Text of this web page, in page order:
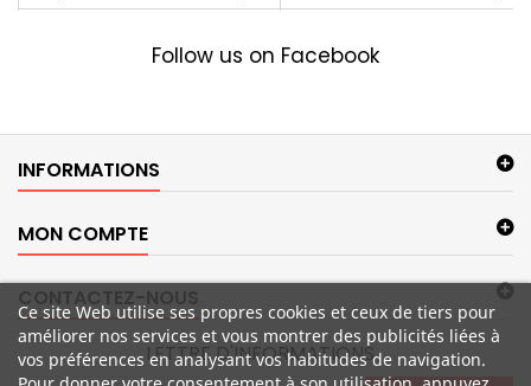
Follow us on Facebook
INFORMATIONS
MON COMPTE
CONTACTEZ-NOUS
LETTRE D'INFORMATIONS
Ce site Web utilise ses propres cookies et ceux de tiers pour
améliorer nos services et vous montrer des publicités liées à
vos préférences en analysant vos habitudes de navigation.